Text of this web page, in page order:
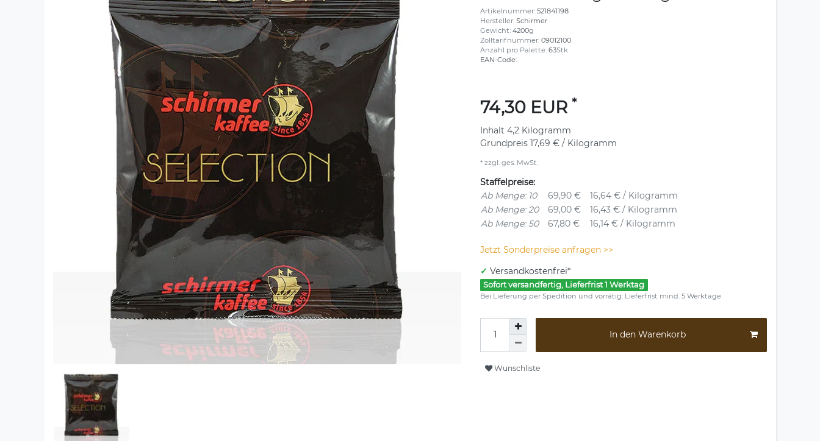
Artikelnummer: 521841198
Hersteller: Schirmer
Gewicht: 4200g
Zolltarifnummer: 09012100
Anzahl pro Palette: 63Stk
EAN-Code:
74,30 EUR *
Inhalt 4,2 Kilogramm
Grundpreis 17,69 € / Kilogramm
* zzgl. ges. MwSt.
Staffelpreise:
Ab Menge: 10
69,90 €
16,64 € / Kilogramm
Ab Menge: 20
69,00 €
16,43 € / Kilogramm
Ab Menge: 50
67,80 € 16,14 € / Kilogramm
Jetzt Sonderpreise anfragen >>
✓ Versandkostenfrei*
Sofort versandfertig, Lieferfrist 1 Werktag
Bei Lieferung per Spedition und vorrätig: Lieferfrist mind. 5 Werktage
In den Warenkorb
Wunschliste